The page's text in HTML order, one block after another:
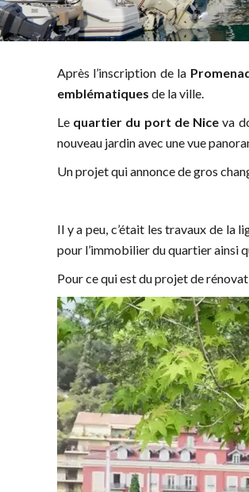
Après l’inscription de la
emblématiques de la ville.
Le quartier du port de Niceva
nouveau jardin avec une vue
Un projet qui annonce de gros
Il y a peu, c’était les travaux de la
pour l’immobilier du quartier ainsi
Pour ce qui est du projet de